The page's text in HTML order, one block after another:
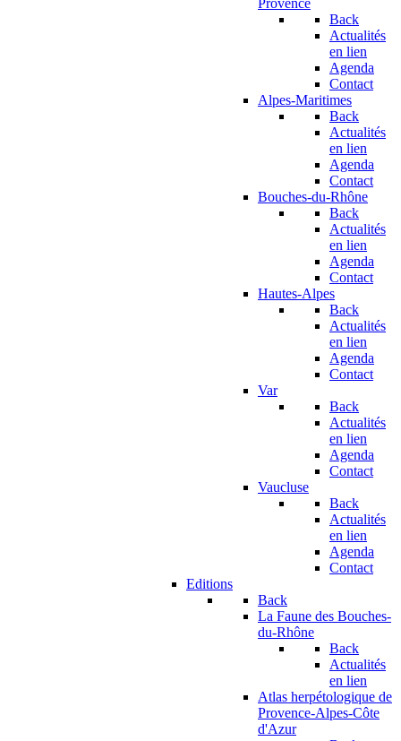
Provence
Back
Actualités
en lien
Agenda
Contact
Alpes-Maritimes
Back
Actualités
en lien
Agenda
Contact
Bouches-du-Rhône
Back
Actualités
en lien
Agenda
Contact
Hautes-Alpes
Back
Actualités
en lien
Agenda
Contact
Var
Back
Actualités
en lien
Agenda
Contact
Vaucluse
Back
Actualités
en lien
Agenda
Contact
Editions
Back
La Faune des Bouches-
du-Rhône
Back
Actualités
en lien
Atlas herpétologique de
Provence-Alpes-Côte
d'Azur